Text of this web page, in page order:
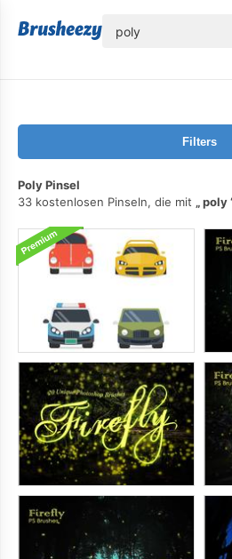
Filters
Poly Pinsel
33 kostenlosen Pinseln, die mit
poly